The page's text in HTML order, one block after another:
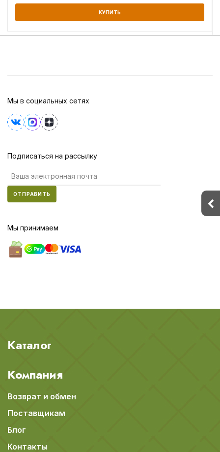
КУПИТЬ
Мы в социальных сетях
Подписаться на рассылку
ОТПРАВИТЬ
Мы принимаем
Каталог
Компания
Возврат и обмен
Поставщикам
Блог
Контакты